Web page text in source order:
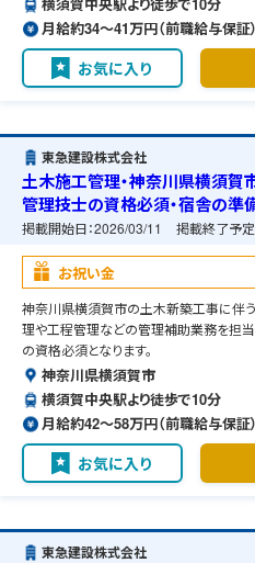
月給約34〜41万円（前職給与保証）
お気に入り
東急建設株式会社
土木施工管理・神奈川県横須賀
管理技士の資格必須・宿舎の準
掲載開始日：2026/03/11 掲載終了予定
お祝い金
神奈川県横須賀市の土木新築工事に伴
理や工程管理などの管理補助業務を担
の資格必須となります。
神奈川県横須賀市
横須賀中央駅より徒歩で10分
月給約42〜58万円（前職給与保証）
お気に入り
東急建設株式会社